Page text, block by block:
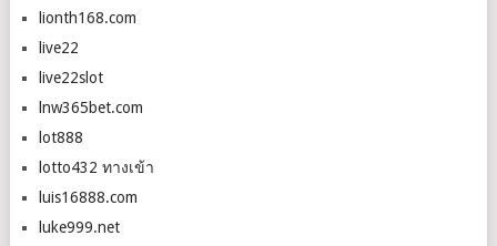
lionth168.com
live22
live22slot
lnw365bet.com
lot888
lotto432 ทางเข้า
luis16888.com
luke999.net